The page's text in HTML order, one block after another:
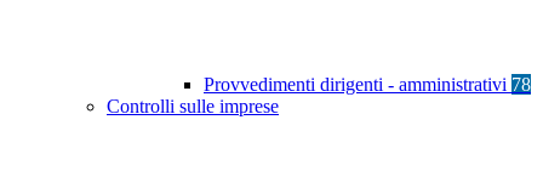
Provvedimenti dirigenti - amministrativi 78
Controlli sulle imprese